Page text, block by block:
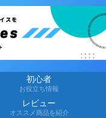
初心者
お役立ち情報
レビュー
オススメ商品を紹介